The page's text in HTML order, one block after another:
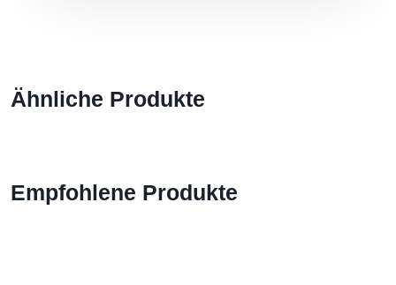
Ähnliche Produkte
Empfohlene Produkte